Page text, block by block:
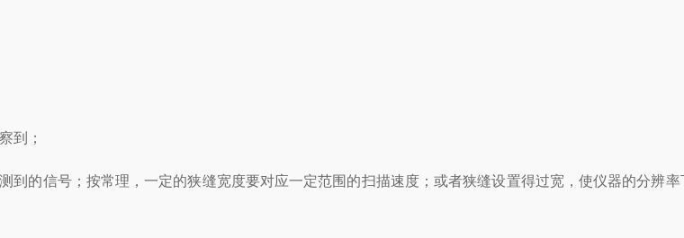
到；
的信号；按常理，一定的狭缝宽度要对应一定范围的扫描速度；或者狭缝设置得过宽，使仪器的分辨